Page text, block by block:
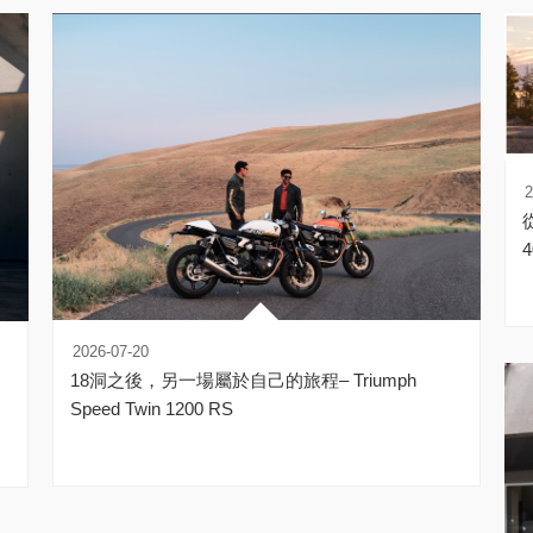
2026-07-20
18洞之後，另一場屬於自己的旅程– Triumph
Speed Twin 1200 RS